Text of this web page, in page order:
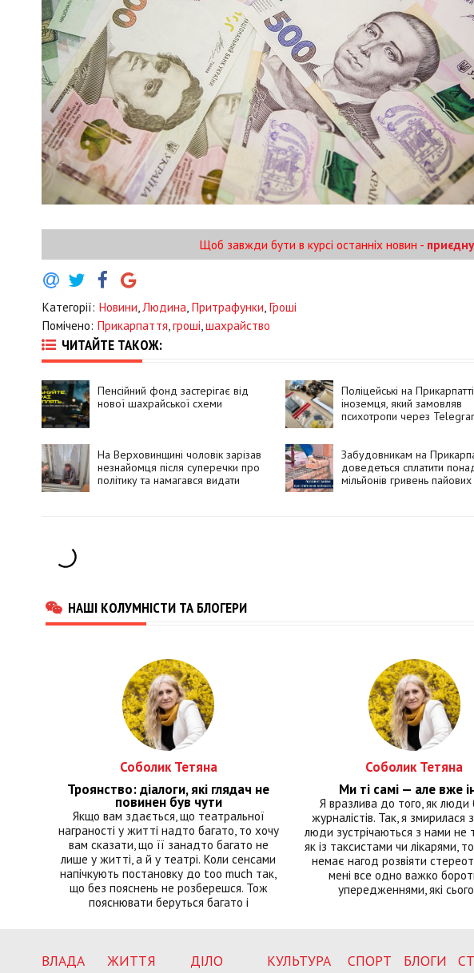
Щоб завжди бути в курсі останніх новин -
Категорії: Новини,Людина, Притрафунки, Гроші
Помічено: Прикарпаття,гроші,шахрайство
ЧИТАЙТЕ ТАКОЖ:
Пенсійний фонд застерігає від
нової шахрайської схеми
Поліцейські на
іноземця, який замовляв
психотропи через
На Верховинщині чоловік зарізав
незнайомця після суперечки про
політику та намагався видати
Забудовникам на
доведеться сплатити
мільйонів гривень пайових
НАШІ КОЛУМНІСТИ ТА БЛОГЕРИ
Соболик Тетяна
Троянство: діалоги, які глядач не
повинен був чути
Якщо вам здається, що театральної
награності у житті надто багато, то хочу
вам сказати, що її занадто багато не
лише у житті, а й у театрі. Коли сенсами
напічкують постановку до too much так,
що без пояснень не розберешся. Тож
пояснювати беруться багато і
Соболик Тетяна
Ми ті самі — але вже
Я вразлива до того, як люди
журналістів. Так, я змирилася
люди зустрічаються з нами не
як із таксистами чи лікарями,
немає нагод розвіяти
мені все одно важко
упередженнями, які
ВЛАДА ЖИТТЯ ДІЛО КУЛЬТУРА СПОРТ БЛОГИ